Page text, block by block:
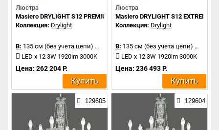
Люстра
Masiero DRYLIGHT S12 PREMIUM
Коллекция: Drylight
В: 135 см (без учета цепи) Д:
106 см
LED x 12 3W 1920lm 3000K
Цена: 262 204 Р.
Купить
Люстра
Masiero DRYLIGHT S12 EXTREME
Коллекция: Drylight
В: 135 см (без учета цепи) Д:
LED x 12 3W 1920lm 3000K
Цена: 236 493 Р.
Купить
129605 129604